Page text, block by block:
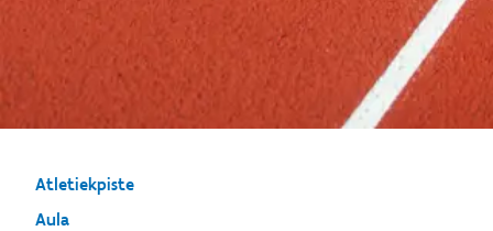
Atletiekpiste
Aula